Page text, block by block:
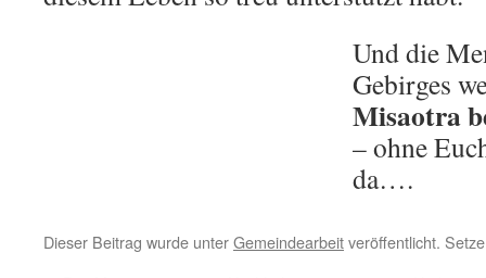
Und die
Gebirges
Misaotra
– ohne
da….
Dieser Beitrag wurde unterGemeindearbeitveröffentlicht.